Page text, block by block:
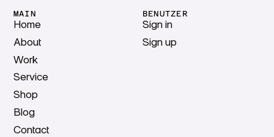
MAIN
Home
About
Work
Service
Shop
Blog
Contact
BENUTZER
Sign in
Sign up